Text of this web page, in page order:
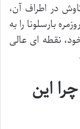
در اطراف آن،
بارسلونا را به
نقطه ای عالی
این